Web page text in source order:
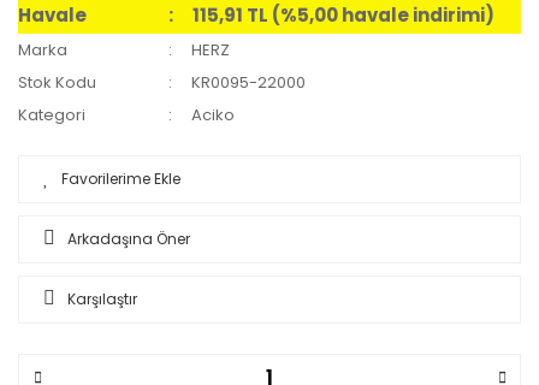
Havale 115,91 TL (%5,00 havale indirimi)
Marka
HERZ
Stok Kodu
KR0095-22000
Kategori
Aciko
Arkadaşına Öner
Karşılaştır